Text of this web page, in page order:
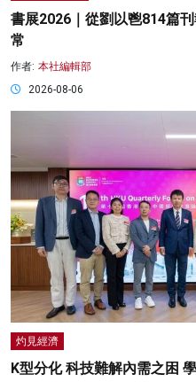
書展2026｜從劉以鬯814篇
常
作者: 本社編輯部
2026-08-06
灼見經濟
K型分化 科技難解內需之困